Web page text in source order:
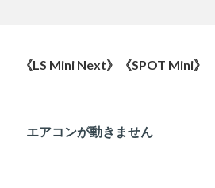
《LS Mini Next》《SPOT Mini》
エアコンが動きません